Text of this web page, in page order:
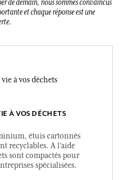
de demain, nous sommes convaincus
et chaque réponse est une
À VOS DÉCHETS
étuis cartonnés
recyclables. A l’aide
sont compactés pour
spécialisées.